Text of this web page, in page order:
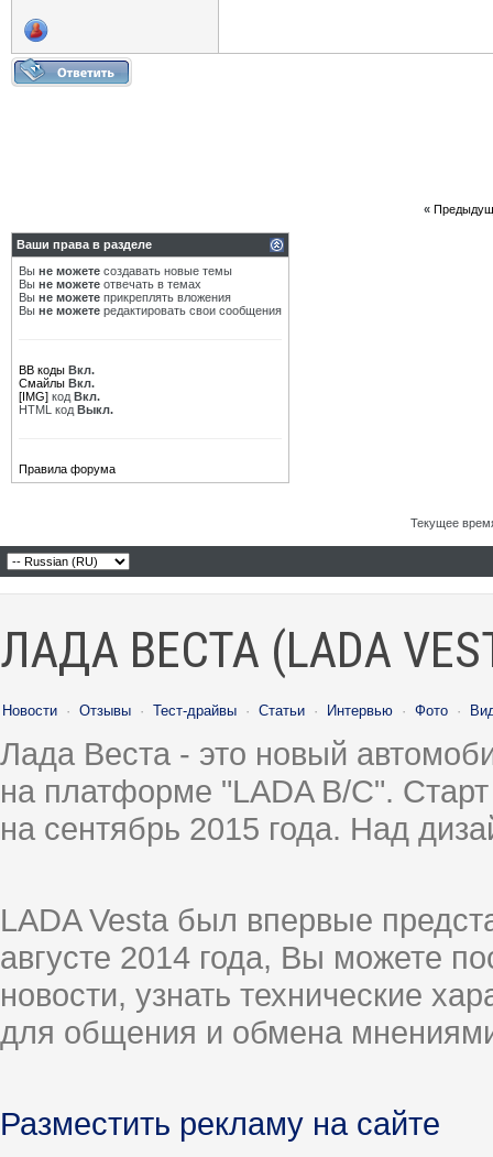
«
Ваши права в разделе
Вы не можете создавать новые темы
Вы не можете отвечать в темах
Вы не можете прикреплять вложения
Вы не можете редактировать свои сообщения
BB коды Вкл.
Смайлы Вкл.
[IMG] код Вкл.
HTML код Выкл.
Правила форума
Текущее
ЛАДА ВЕСТА (LADA
Новости · Отзывы · Тест-драйвы · Статьи · Интервью · Фото ·
Лада Веста - это новый
на платформе "LADA B/C".
на сентябрь 2015 года. Над
LADA Vesta был впервые
августе 2014 года, Вы можете
новости, узнать технические
для общения и обмена
Разместить рекламу на сайте